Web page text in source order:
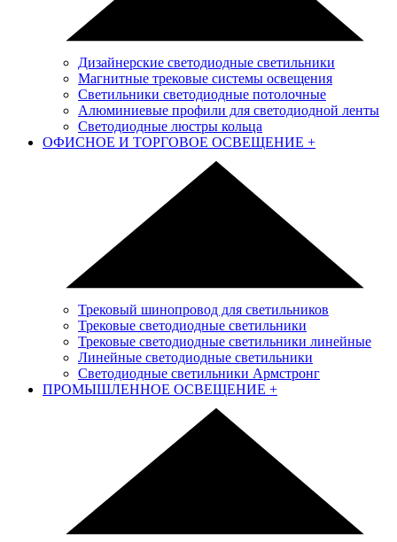
Дизайнерские светодиодные светильники
Магнитные трековые системы освещения
Светильники светодиодные потолочные
Алюминиевые профили для светодиодной ленты
Светодиодные люстры кольца
ОФИСНОЕ И ТОРГОВОЕ ОСВЕЩЕНИЕ +
Трековый шинопровод для светильников
Трековые светодиодные светильники
Трековые светодиодные светильники линейные
Линейные светодиодные светильники
Светодиодные светильники Армстронг
ПРОМЫШЛЕННОЕ ОСВЕЩЕНИЕ +